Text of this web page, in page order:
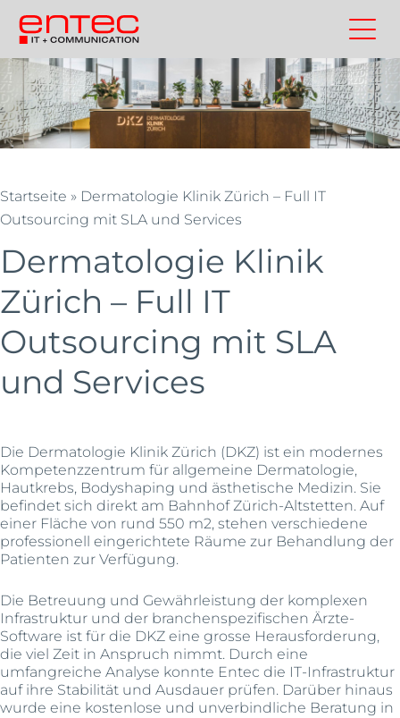
Zum
Inhalt
springen
Cloudweb
Entec
AG
|
Outsourcing
Cloud
Schweiz
Kontakt Suchen
Startseite » Dermatologie Klinik Zürich – Full IT
Outsourcing mit SLA und Services
Dermatologie Klinik
Zürich – Full IT
Outsourcing mit SLA
und Services
Die Dermatologie Klinik Zürich (DKZ) ist ein modernes
Kompetenzzentrum für allgemeine Dermatologie,
Hautkrebs, Bodyshaping und ästhetische Medizin. Sie
befindet sich direkt am Bahnhof Zürich-Altstetten. Auf
einer Fläche von rund 550 m2, stehen verschiedene
professionell eingerichtete Räume zur Behandlung der
Patienten zur Verfügung.
Die Betreuung und Gewährleistung der komplexen
Infrastruktur und der branchenspezifischen Ärzte-
Software ist für die DKZ eine grosse Herausforderung,
die viel Zeit in Anspruch nimmt. Durch eine
umfangreiche Analyse konnte Entec die IT-Infrastruktur
auf ihre Stabilität und Ausdauer prüfen. Darüber hinaus
wurde eine kostenlose und unverbindliche Beratung in